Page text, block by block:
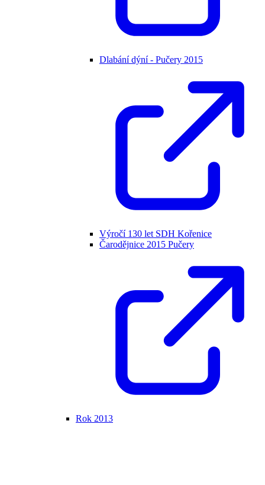
Dlabání dýní - Pučery 2015
Výročí 130 let SDH Kořenice
Čarodějnice 2015 Pučery
Rok 2013